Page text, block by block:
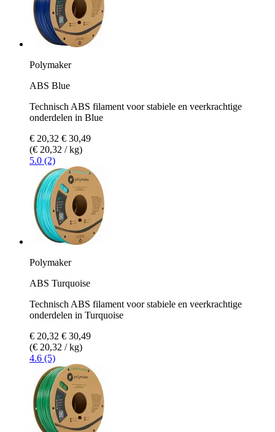
Polymaker
ABS Blue
Technisch ABS filament voor stabiele en veerkrachtige
onderdelen in Blue
€ 20,32 € 30,49
(€ 20,32 / kg)
5.0 (2)
Polymaker
ABS Turquoise
Technisch ABS filament voor stabiele en veerkrachtige
onderdelen in Turquoise
€ 20,32 € 30,49
(€ 20,32 / kg)
4.6 (5)